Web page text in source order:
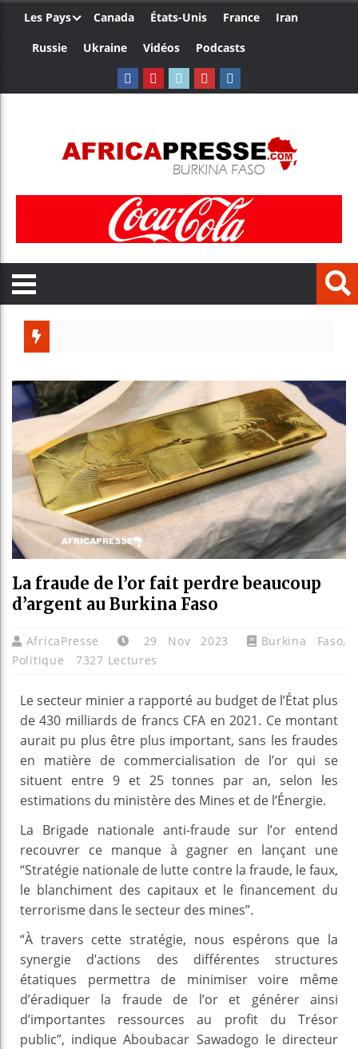
Les Pays Canada États-Unis France
Iran
Russie
Ukraine Vidéos Podcasts
Côte
Ceuta
La fraude de l’or fait perdre beaucoup
d’argent au Burkina Faso
AfricaPresse 29 Nov 2023 Burkina Faso,
Politique
7327 Lectures
Le secteur minier a rapporté au budget de l’État plus
de 430 milliards de francs CFA en 2021. Ce montant
aurait pu plus être plus important, sans les fraudes
en matière de commercialisation de l’or qui se
situent entre 9 et 25 tonnes par an, selon les
estimations du ministère des Mines et de l’Énergie.
La Brigade nationale anti-fraude sur l’or entend
recouvrer ce manque à gagner en lançant une
“Stratégie nationale de lutte contre la fraude, le faux,
le blanchiment des capitaux et le financement du
terrorisme dans le secteur des mines”.
“À travers cette stratégie, nous espérons que la
synergie d’actions des différentes structures
étatiques permettra de minimiser voire même
d’éradiquer la fraude de l’or et générer ainsi
d’importantes ressources au profit du Trésor
public”, indique Aboubacar Sawadogo le directeur